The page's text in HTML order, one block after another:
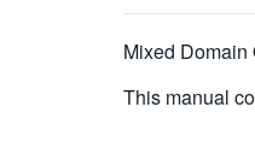
Mixed
This manual